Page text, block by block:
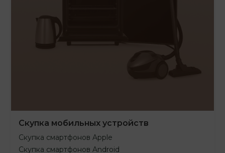
Скупка мобильных устройств
Скупка смартфонов Apple
Скупка смартфонов Android